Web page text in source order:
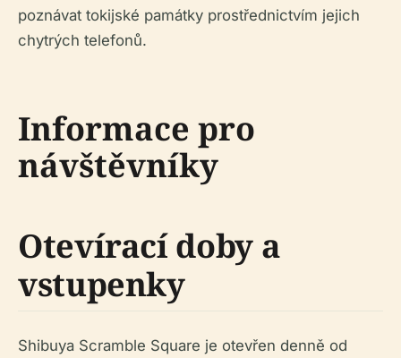
poznávat tokijské památky prostřednictvím jejich
chytrých telefonů.
Informace pro
návštěvníky
Otevírací doby a
vstupenky
Shibuya Scramble Square je otevřen denně od